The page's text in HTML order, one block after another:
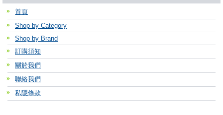
首頁
Shop by Category
Shop by Brand
訂購須知
關於我們
聯絡我們
私隱條款